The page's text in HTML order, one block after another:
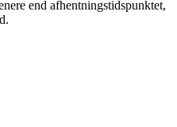
end afhentningstidspunktet,